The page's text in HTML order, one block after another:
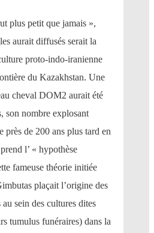
plus petit que jamais »,
aurait diffusés serait la
proto-indo-iranienne
du Kazakhstan. Une
cheval DOM2 aurait été
son nombre explosant
près de 200 ans plus tard en
l’ « hypothèse
fameuse théorie initiée
plaçait l’origine des
sein des cultures dites
tumulus funéraires) dans la